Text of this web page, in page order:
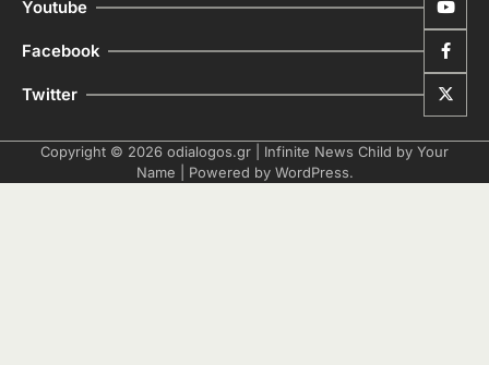
Youtube
Facebook
Twitter
Copyright © 2026 odialogos.gr | Infinite News Child by Your
Name | Powered by WordPress.